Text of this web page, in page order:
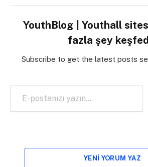
YouthBlog | Youthall
fazla şey
Subscribe to get the latest posts
E-postanızı yazın…
YENI YORUM YAZ